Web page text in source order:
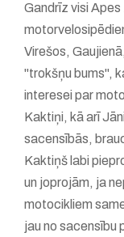
Gandrīz visi
Virešos,
"trokšņu bums",
interesei par
Kaktiņi, kā arī
sacensībās,
Kaktiņš labi
un joprojām, ja
motocikliem
jau no sacensību